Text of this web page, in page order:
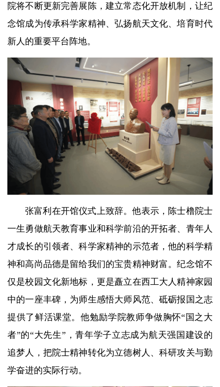
院将不断更新完善展陈，建立常态化开放机制，让纪
念馆成为传承科学家精神、弘扬航天文化、培育时代
新人的重要平台阵地。
张富利在开馆仪式上致辞。他表示，陈士橹院士
一生勇做航天教育事业和科学前沿的开拓者、青年人
才成长的引领者、科学家精神的示范者，他的科学精
神和高尚品德是留给我们的宝贵精神财富。纪念馆不
仅是校园文化新地标，更是矗立在西工大人精神家园
中的一座丰碑，为师生感悟大师风范、砥砺报国之志
提供了鲜活课堂。他勉励学院教师争做胸怀“国之大
者”的“大先生”，青年学子立志成为航天强国建设的
追梦人，把院士精神转化为立德树人、科研攻关与勤
学奋进的实际行动。